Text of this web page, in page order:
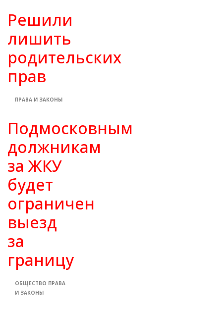
Решили
лишить
родительских
прав
ПРАВА И ЗАКОНЫ
Подмосковным
должникам
за ЖКУ
будет
ограничен
выезд
за
границу
ОБЩЕСТВО ПРАВА
И ЗАКОНЫ